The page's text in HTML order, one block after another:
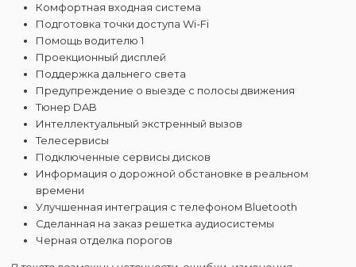
Комфортная входная система
Подготовка точки доступа Wi-Fi
Помощь водителю 1
Проекционный дисплей
Поддержка дальнего света
Предупреждение о выезде с полосы движения
Тюнер DAB
Интеллектуальный экстренный вызов
Телесервисы
Подключенные сервисы дисков
Информация о дорожной обстановке в реальном
времени
Улучшенная интеграция с телефоном Bluetooth
Сделанная на заказ решетка аудиосистемы
Черная отделка порогов